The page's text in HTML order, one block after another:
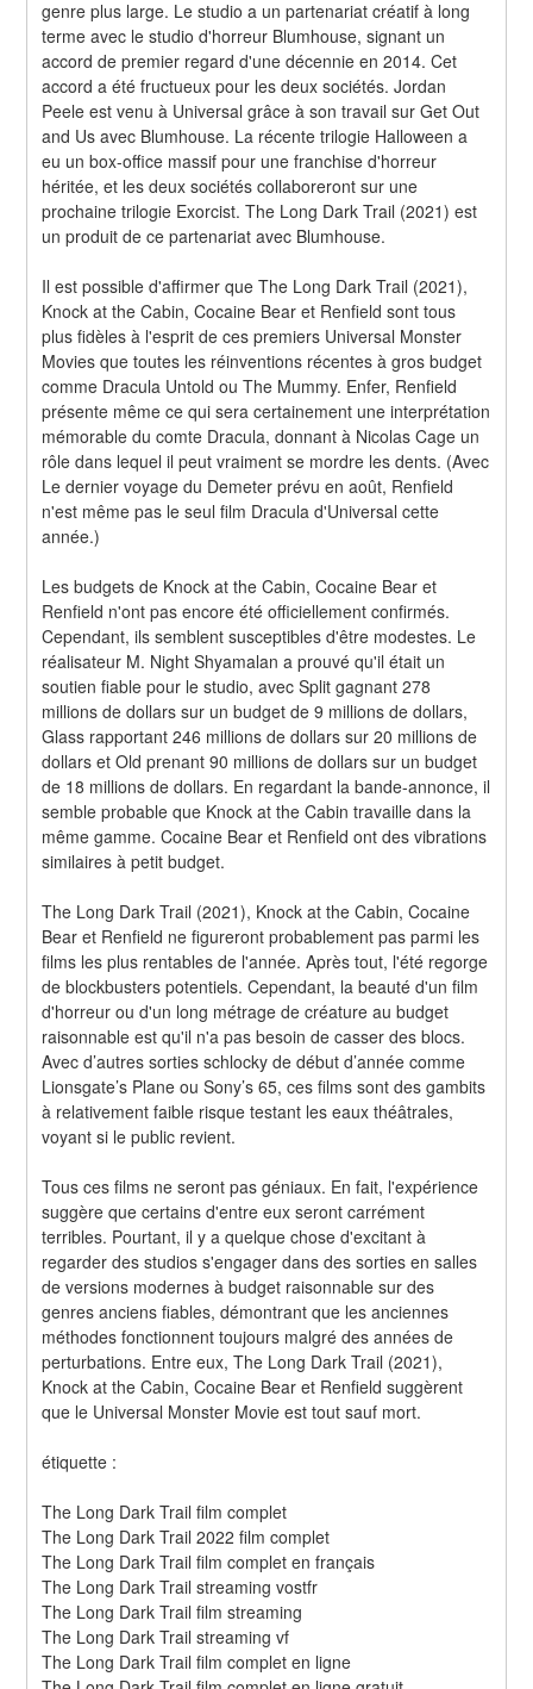
genre plus large. Le studio a un partenariat créatif à long
terme avec le studio d'horreur Blumhouse, signant un
accord de premier regard d'une décennie en 2014. Cet
accord a été fructueux pour les deux sociétés. Jordan
Peele est venu à Universal grâce à son travail sur Get Out
and Us avec Blumhouse. La récente trilogie Halloween a
eu un box-office massif pour une franchise d'horreur
héritée, et les deux sociétés collaboreront sur une
prochaine trilogie Exorcist. The Long Dark Trail (2021) est
un produit de ce partenariat avec Blumhouse.
Il est possible d'affirmer que The Long Dark Trail (2021),
Knock at the Cabin, Cocaine Bear et Renfield sont tous
plus fidèles à l'esprit de ces premiers Universal Monster
Movies que toutes les réinventions récentes à gros budget
comme Dracula Untold ou The Mummy. Enfer, Renfield
présente même ce qui sera certainement une interprétation
mémorable du comte Dracula, donnant à Nicolas Cage un
rôle dans lequel il peut vraiment se mordre les dents. (Avec
Le dernier voyage du Demeter prévu en août, Renfield
n'est même pas le seul film Dracula d'Universal cette
année.)
Les budgets de Knock at the Cabin, Cocaine Bear et
Renfield n'ont pas encore été officiellement confirmés.
Cependant, ils semblent susceptibles d'être modestes. Le
réalisateur M. Night Shyamalan a prouvé qu'il était un
soutien fiable pour le studio, avec Split gagnant 278
millions de dollars sur un budget de 9 millions de dollars,
Glass rapportant 246 millions de dollars sur 20 millions de
dollars et Old prenant 90 millions de dollars sur un budget
de 18 millions de dollars. En regardant la bande-annonce, il
semble probable que Knock at the Cabin travaille dans la
même gamme. Cocaine Bear et Renfield ont des vibrations
similaires à petit budget.
The Long Dark Trail (2021), Knock at the Cabin, Cocaine
Bear et Renfield ne figureront probablement pas parmi les
films les plus rentables de l'année. Après tout, l'été regorge
de blockbusters potentiels. Cependant, la beauté d'un film
d'horreur ou d'un long métrage de créature au budget
raisonnable est qu'il n'a pas besoin de casser des blocs.
Avec d’autres sorties schlocky de début d’année comme
Lionsgate’s Plane ou Sony’s 65, ces films sont des gambits
à relativement faible risque testant les eaux théâtrales,
voyant si le public revient.
Tous ces films ne seront pas géniaux. En fait, l'expérience
suggère que certains d'entre eux seront carrément
terribles. Pourtant, il y a quelque chose d'excitant à
regarder des studios s'engager dans des sorties en salles
de versions modernes à budget raisonnable sur des
genres anciens fiables, démontrant que les anciennes
méthodes fonctionnent toujours malgré des années de
perturbations. Entre eux, The Long Dark Trail (2021),
Knock at the Cabin, Cocaine Bear et Renfield suggèrent
que le Universal Monster Movie est tout sauf mort.
étiquette :
The Long Dark Trail film complet
The Long Dark Trail 2022 film complet
The Long Dark Trail film complet en français
The Long Dark Trail streaming vostfr
The Long Dark Trail film streaming
The Long Dark Trail streaming vf
The Long Dark Trail film complet en ligne